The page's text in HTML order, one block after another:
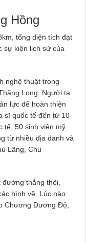
Hồng
tổng diện tích đạt
sự kiện lịch sử của
nghệ thuật trong
Long. Người ta
lực để hoàn thiện
sĩ quốc tế đến từ 10
tế, 50 sinh viên mỹ
từ nhiều địa danh và
Lãng, Chu
thẳng thôi,
hình vẽ. Lúc nào
Chương Dương Độ,